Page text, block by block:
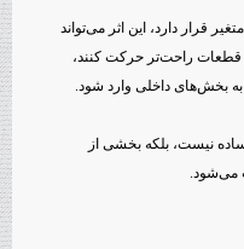
قرار دارد، این اثر می‌تواند
راحت‌تر حرکت کنند،
بخش‌های داخلی وارد شود.
نیست، بلکه بخشی از
می‌شود.